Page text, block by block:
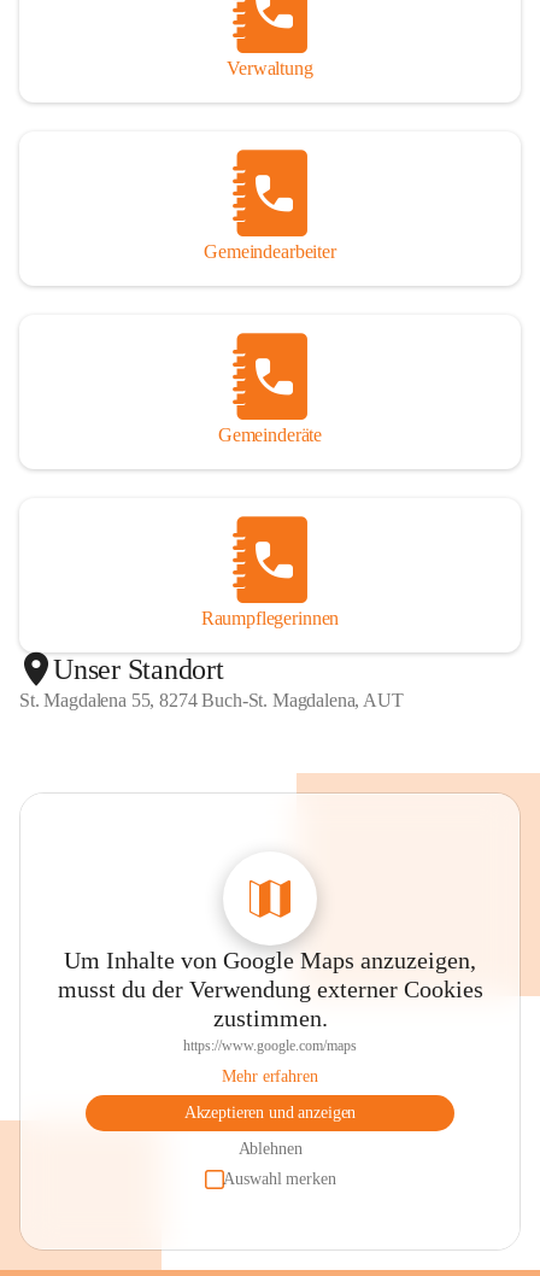
Verwaltung
Gemeindearbeiter
Gemeinderäte
Raumpflegerinnen
Unser Standort
St. Magdalena 55, 8274 Buch-St. Magdalena, AUT
Um Inhalte von Google Maps anzuzeigen,
musst du der Verwendung externer Cookies
zustimmen.
https://www.google.com/maps
Mehr erfahren
Akzeptieren und anzeigen
Ablehnen
Auswahl merken